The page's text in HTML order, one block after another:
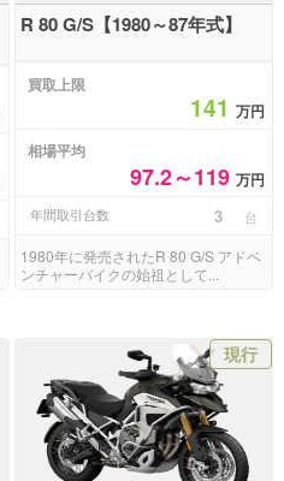
R 80 G/S【1980～87年式】
買取上限
141 万円
相場平均
97.2～119 万円
年間取引台数 3 台
1980年に発売されたR 80 G/S アドベ
ンチャーバイクの始祖として...
現行